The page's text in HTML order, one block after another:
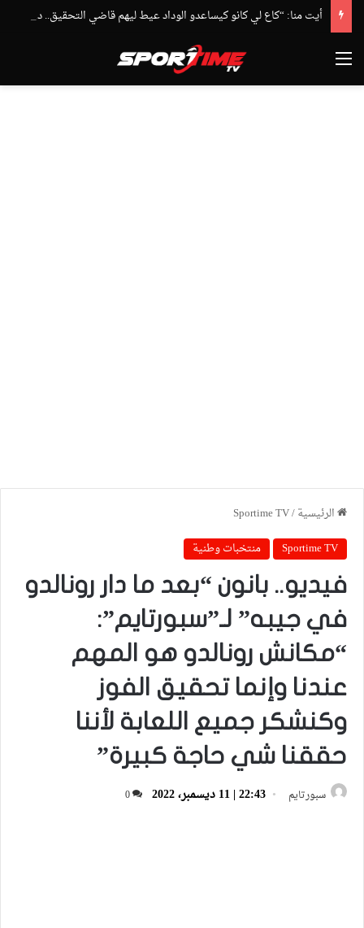
أيت منا: “كاع لي كانو كيساعدو الوداد عيط ليهم قاضي التحقيق.. دابا حتى شي واحد ما بقا باغي يعاون”
القائمة
الرئيسية/
Sportime TV
Sportime TV
منتخبات وطنية
فيديو.. بانون “بعد ما دار رونالدو
في جيبه” لـ”سبورتايم”:
“مكانش رونالدو هو المهم
عندنا وإنما تحقيق الفوز
وكنشكر جميع اللعابة لأننا
حققنا شي حاجة كبيرة”
سبورتايم 22:43 | 11 ديسمبر، 2022 0